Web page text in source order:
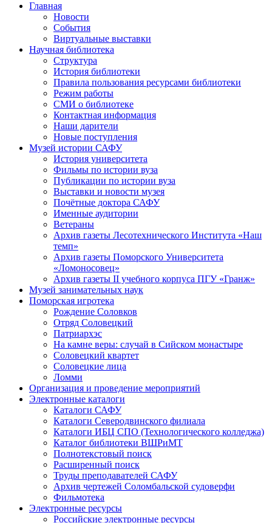
Главная
Новости
События
Виртуальные выставки
Научная библиотека
Структура
История библиотеки
Правила пользования ресурсами библиотеки
Режим работы
СМИ о библиотеке
Контактная информация
Наши дарители
Новые поступления
Музей истории САФУ
История университета
Фильмы по истории вуза
Публикации по истории вуза
Выставки и новости музея
Почётные доктора САФУ
Именные аудитории
Ветераны
Архив газеты Лесотехнического Института «Наш
темп»
Архив газеты Поморского Университета
«Ломоносовец»
Архив газеты II учебного корпуса ПГУ «Гранж»
Музей занимательных наук
Поморская игротека
Рождение Соловков
Отряд Соловецкий
Патриархэс
На камне веры: случай в Сийском монастыре
Соловецкий квартет
Соловецкие лица
Ломми
Организация и проведение мероприятий
Электронные каталоги
Каталоги САФУ
Каталоги Северодвинского филиала
Каталоги ИБЦ СПО (Технологического колледжа)
Каталог библиотеки ВШРиМТ
Полнотекстовый поиск
Расширенный поиск
Труды преподавателей САФУ
Архив чертежей Соломбальской судоверфи
Фильмотека
Электронные ресурсы
Российские электронные ресурсы